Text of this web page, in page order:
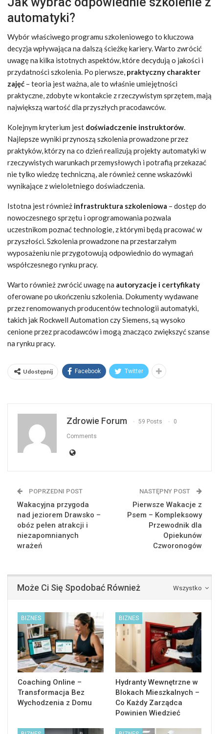
automatyki?
Wybór właściwego programu szkoleniowego to kluczowa
decyzja wpływająca na dalszą ścieżkę kariery. Warto zwrócić
uwagę na kilka istotnych aspektów, które decydują o jakości i
przydatności szkolenia. Po pierwsze, praktyczny charakter
zajęć – teoria jest ważna, ale to właśnie umiejętności
praktyczne, zdobyte w kontakcie z rzeczywistym sprzętem, mają
największą wartość dla przyszłych pracodawców.
Kolejnym kryterium jest doświadczenie instruktorów.
Najlepsze wyniki przynoszą szkolenia prowadzone przez
praktyków, którzy na co dzień realizują projekty automatyki w
rzeczywistych warunkach przemysłowych i potrafią przekazać
nie tylko wiedzę techniczną, ale również cenne wskazówki
wynikające z wieloletniego doświadczenia.
Istotna jest również infrastruktura szkoleniowa – dostęp do
nowoczesnego sprzętu i oprogramowania pozwala
uczestnikom poznać technologie, z którymi będą pracować w
przyszłości. Szkolenia prowadzone na przestarzałym
wyposażeniu nie przygotowują odpowiednio do wymagań
współczesnego rynku pracy.
Warto również zwrócić uwagę na autoryzacje i certyfikaty
oferowane po ukończeniu szkolenia. Dokumenty wydawane
przez renomowanych producentów technologii automatyki,
takich jak Rockwell Automation czy Siemens, są wysoko
cenione przez pracodawców i mogą znacząco zwiększyć szanse
na rynku pracy.
Udostępnij Facebook Twitter
Zdrowie Forum 59 Posts 0
Comments
POPRZEDNI POST
Wakacyjna przygoda
nad jeziorem Drawsko –
obóz pełen atrakcji i
niezapomnianych
wrażeń
NASTĘPNY POST
Pierwsze Wakacje z
Psem – Kompleksowy
Przewodnik dla
Opiekunów
Czworonogów
Wszystko
Może Ci Się Spodobać Również
BIZNES
Coaching Online –
Transformacja Bez
Wychodzenia z Domu
BIZNES
Hydranty Wewnętrzne w
Blokach Mieszkalnych –
Co Każdy Zarządca
Powinien Wiedzieć